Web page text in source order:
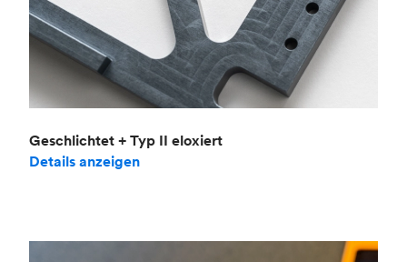
Geschlichtet + Typ II eloxiert
Details anzeigen